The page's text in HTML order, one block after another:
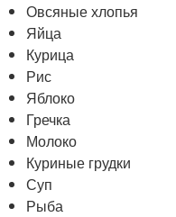
Овсяные хлопья
Яйца
Курица
Рис
Яблоко
Гречка
Молоко
Куриные грудки
Суп
Рыба